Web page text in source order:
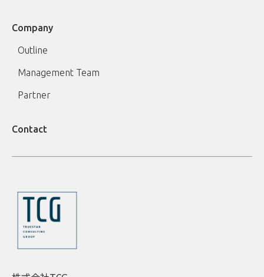
Company
Outline
Management Team
Partner
Contact